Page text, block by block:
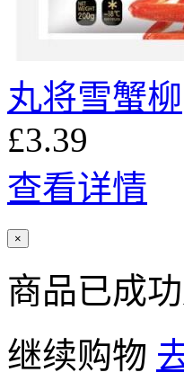
丸将雪蟹柳
£3.39
查看详情
×
商品已成
继续购物